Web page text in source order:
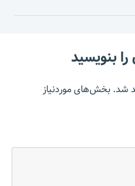
بنویسید
شد.بخش‌های موردنیاز